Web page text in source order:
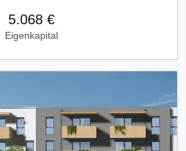
5.068 €
Eigenkapital